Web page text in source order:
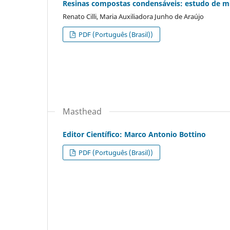
Resinas compostas condensáveis: estudo de
Renato Cilli, Maria Auxiliadora Junho de Araújo
PDF (Português (Brasil))
Masthead
Editor Científico: Marco Antonio Bottino
PDF (Português (Brasil))